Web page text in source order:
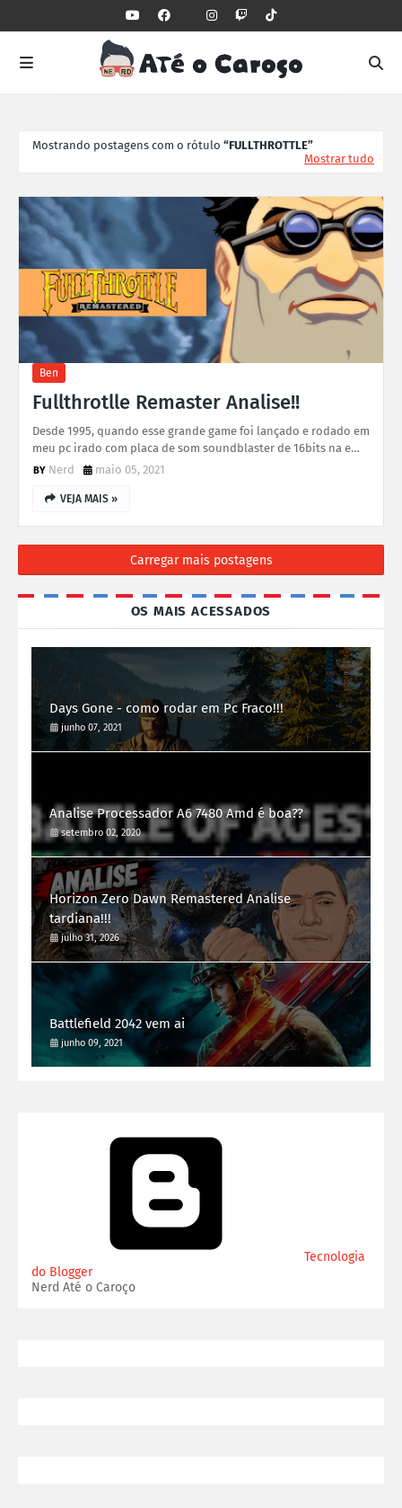
Mostrando postagens com o rótulo
FULLTHROTTLE
Mostrar tudo
Ben
Fullthrotlle Remaster Analise!!
Desde 1995, quando esse grande game foi lançado e rodado em
meu pc irado com placa de som soundblaster de 16bits na e…
Nerd
maio 05, 2021
VEJA MAIS »
Carregar mais postagens
OS MAIS ACESSADOS
Days Gone - como rodar em Pc Fraco!!!
junho 07, 2021
Analise Processador A6 7480 Amd é boa??
setembro 02, 2020
Horizon Zero Dawn Remastered Analise
tardiana!!!
julho 31, 2026
Battlefield 2042 vem ai
junho 09, 2021
Tecnologia
do Blogger
Nerd Até o Caroço